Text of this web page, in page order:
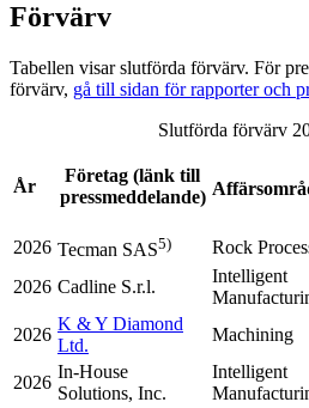
Förvärv
Tabellen visar slutförda förvärv. För
förvärv, gå till sidan för rapporter och
Slutförda förvärv
År
Företag (länk till
pressmeddelande)
2026 Tecman SAS5) Rock
2026 Cadline S.r.l.
Intelligent
2026
K & Y Diamond
Ltd.
Machining
2026
In-House
Solutions, Inc.
Intelligent